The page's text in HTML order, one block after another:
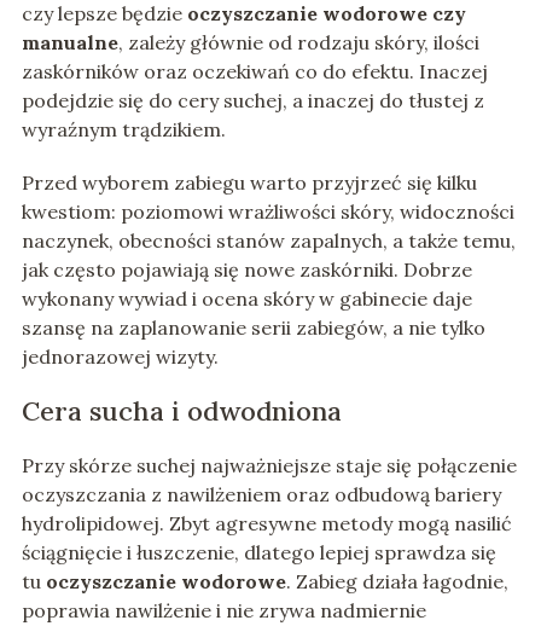
czy lepsze będzie oczyszczanie wodorowe czy
manualne, zależy głównie od rodzaju skóry, ilości
zaskórników oraz oczekiwań co do efektu. Inaczej
podejdzie się do cery suchej, a inaczej do tłustej z
wyraźnym trądzikiem.
Przed wyborem zabiegu warto przyjrzeć się kilku
kwestiom: poziomowi wrażliwości skóry, widoczności
naczynek, obecności stanów zapalnych, a także temu,
jak często pojawiają się nowe zaskórniki. Dobrze
wykonany wywiad i ocena skóry w gabinecie daje
szansę na zaplanowanie serii zabiegów, a nie tylko
jednorazowej wizyty.
Cera sucha i odwodniona
Przy skórze suchej najważniejsze staje się połączenie
oczyszczania z nawilżeniem oraz odbudową bariery
hydrolipidowej. Zbyt agresywne metody mogą nasilić
ściągnięcie i łuszczenie, dlatego lepiej sprawdza się
tu oczyszczanie wodorowe. Zabieg działa łagodnie,
poprawia nawilżenie i nie zrywa nadmiernie